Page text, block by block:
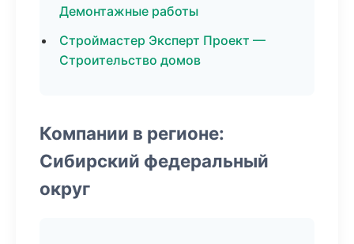
Демонтажные работы
Строймастер Эксперт Проект —
Строительство домов
Компании в регионе:
Сибирский федеральный
округ